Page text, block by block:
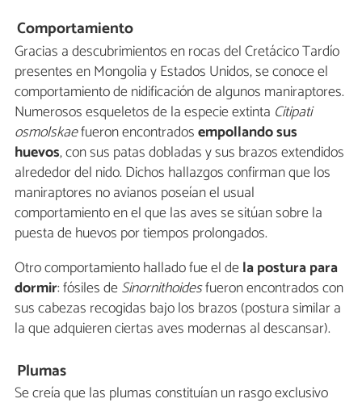
Comportamiento
Gracias a descubrimientos en rocas del Cretácico Tardío
presentes en Mongolia y Estados Unidos, se conoce el
comportamiento de nidificación de algunos maniraptores.
Numerosos esqueletos de la especie extinta Citipati
osmolskaefueron encontradosempollando sus
huevos, con sus patas dobladas y sus brazos extendidos
alrededor del nido. Dichos hallazgos confirman que los
maniraptores no avianos poseían el usual
comportamiento en el que las aves se sitúan sobre la
puesta de huevos por tiempos prolongados.
Otro comportamiento hallado fue el dela postura para
dormir: fósiles deSinornithoidesfueron encontrados con
sus cabezas recogidas bajo los brazos (postura similar a
la que adquieren ciertas aves modernas al descansar).
Plumas
Se creía que las plumas constituían un rasgo exclusivo